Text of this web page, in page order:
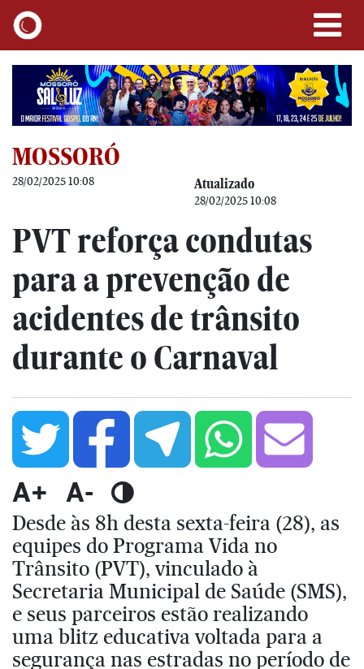
MOSSORÓ
28/02/2025 10:08 Atualizado
28/02/2025 10:08
PVT reforça condutas
para a prevenção de
acidentes de trânsito
durante o Carnaval
A+ A-
Desde às 8h desta sexta-feira (28), as
equipes do Programa Vida no
Trânsito (PVT), vinculado à
Secretaria Municipal de Saúde (SMS),
e seus parceiros estão realizando
uma blitz educativa voltada para a
segurança nas estradas no período de